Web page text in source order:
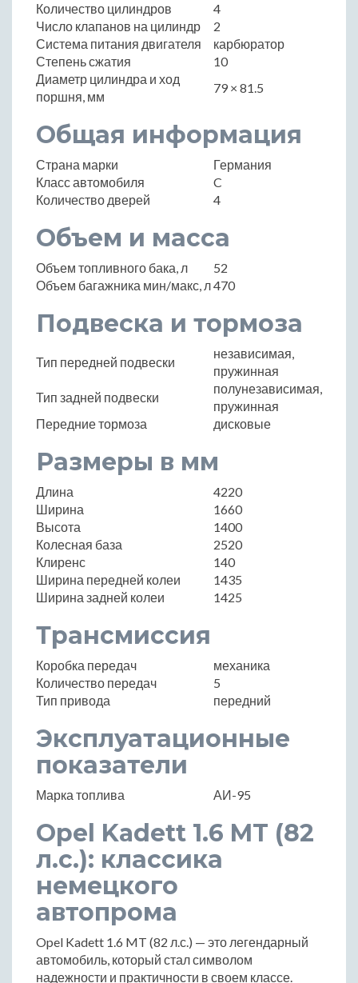
Количество цилиндров
4
Число клапанов на цилиндр
2
Система питания двигателя
карбюратор
Степень сжатия
10
Диаметр цилиндра и ход
поршня, мм
79 × 81.5
Общая информация
Страна марки
Германия
Класс автомобиля
C
Количество дверей
4
Объем и масса
Объем топливного бака, л
52
Объем багажника мин/макс, л470
Подвеска и тормоза
Тип передней подвески
независимая,
пружинная
Тип задней подвески
полунезависимая,
пружинная
Передние тормоза
дисковые
Размеры в мм
Длина
4220
Ширина
1660
Высота
1400
Колесная база
2520
Клиренс
140
Ширина передней колеи
1435
Ширина задней колеи
1425
Трансмиссия
Коробка передач
механика
Количество передач
5
Тип привода
передний
Эксплуатационные
показатели
Марка топлива АИ-95
Opel Kadett 1.6 MT (82
л.с.): классика
немецкого
автопрома
Opel Kadett 1.6 MT (82 л.с.) — это легендарный
автомобиль, который стал символом
надежности и практичности в своем классе.